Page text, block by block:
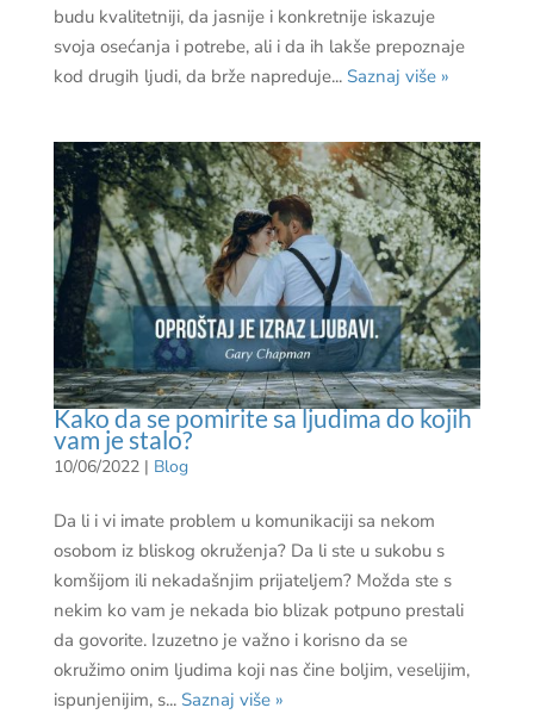
budu kvalitetniji, da jasnije i konkretnije iskazuje
svoja osećanja i potrebe, ali i da ih lakše prepoznaje
kod drugih ljudi, da brže napreduje... Saznaj više »
Kako da se pomirite sa ljudima do kojih
vam je stalo?
10/06/2022| Blog
Da li i vi imate problem u komunikaciji sa nekom
osobom iz bliskog okruženja? Da li ste u sukobu s
komšijom ili nekadašnjim prijateljem? Možda ste s
nekim ko vam je nekada bio blizak potpuno prestali
da govorite. Izuzetno je važno i korisno da se
okružimo onim ljudima koji nas čine boljim, veselijim,
ispunjenijim, s... Saznaj više »